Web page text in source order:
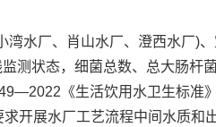
厂、肖山水厂、澄西水厂)
测状态，细菌总数、总大肠杆
《生活饮用水卫生标准
开展水厂工艺流程中间水质和